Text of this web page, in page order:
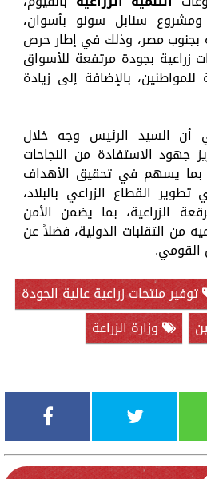
سنابل سونو بأسوان،
بجنوب مصر، وذلك في إطار حرص
زراعية بجودة مرتفعة للأسواق
للمواطنين، بالإضافة إلى زيادة
أن السيد الرئيس وجه خلال
جهود الاستفادة من النجاحات
بما يسهم في تحقيق الأهداف
تطوير القطاع الزراعي بالبلاد،
الزراعية، بما يضمن الأمن
من التقلبات الدولية، فضلاً عن
القومي.
توفير منتجات زراعية عالية الجودة
وزارة الزراعة